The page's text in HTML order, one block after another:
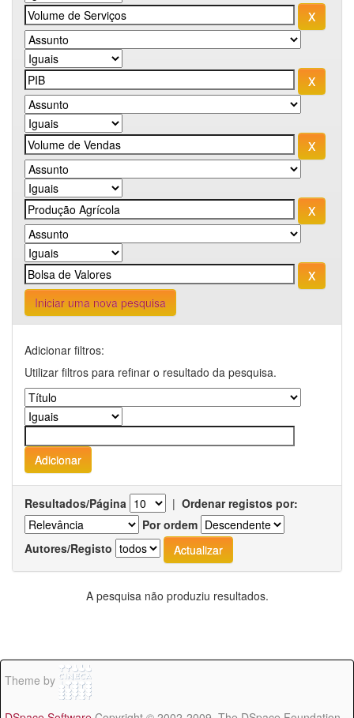
Iniciar uma nova pesquisa
Adicionar filtros:
Utilizar filtros para refinar o resultado da pesquisa.
Resultados/Página | Ordenar registos por:
Por ordem
Autores/Registo
A pesquisa não produziu resultados.
Theme by